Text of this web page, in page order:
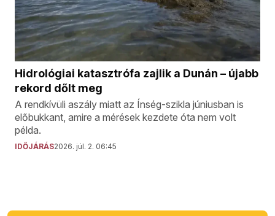
Hidrológiai katasztrófa zajlik a Dunán – újabb
rekord dőlt meg
A rendkívüli aszály miatt az Ínség-szikla júniusban is
előbukkant, amire a mérések kezdete óta nem volt
példa.
IDŐJÁRÁS2026. júl. 2. 06:45